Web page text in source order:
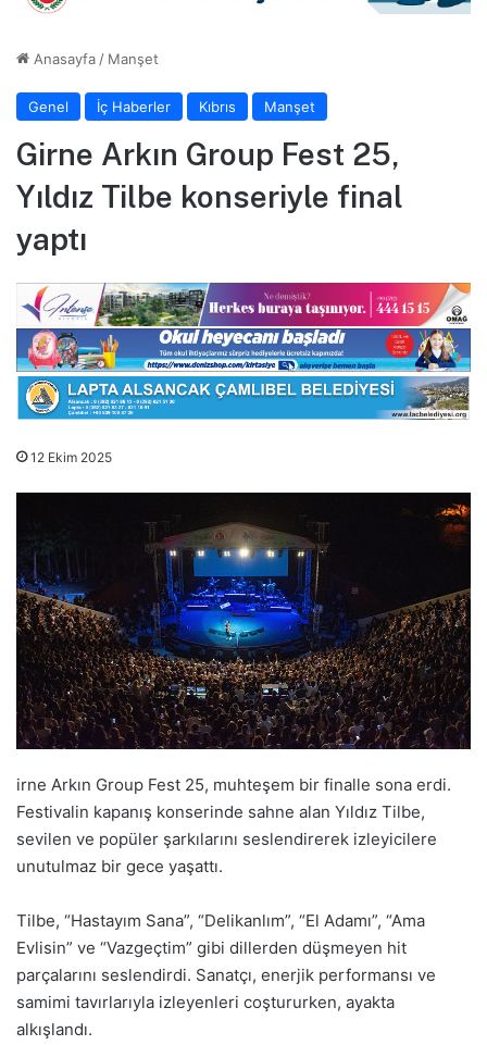
Anasayfa / Manşet
Genel İç Haberler Kıbrıs Manşet
Girne Arkın Group Fest 25,
Yıldız Tilbe konseriyle final
yaptı
12 Ekim 2025
irne Arkın Group Fest 25, muhteşem bir finalle sona erdi.
Festivalin kapanış konserinde sahne alan Yıldız Tilbe,
sevilen ve popüler şarkılarını seslendirerek izleyicilere
unutulmaz bir gece yaşattı.
Tilbe, “Hastayım Sana”, “Delikanlım”, “El Adamı”, “Ama
Evlisin” ve “Vazgeçtim” gibi dillerden düşmeyen hit
parçalarını seslendirdi. Sanatçı, enerjik performansı ve
samimi tavırlarıyla izleyenleri coştururken, ayakta
alkışlandı.